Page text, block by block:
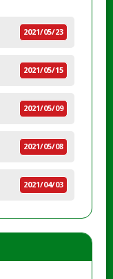
2021/05/23
2021/05/15
2021/05/09
2021/05/08
2021/04/03